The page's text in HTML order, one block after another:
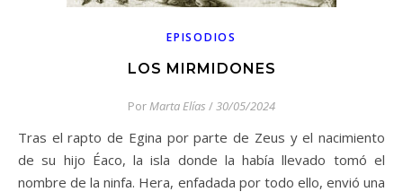
EPISODIOS
LOS MIRMIDONES
PorMarta Elías /30/05/2024
Tras el rapto de Egina por parte de Zeus y el nacimiento
de su hijo Éaco, la isla donde la había llevado tomó el
nombre de la ninfa. Hera, enfadada por todo ello, envió una